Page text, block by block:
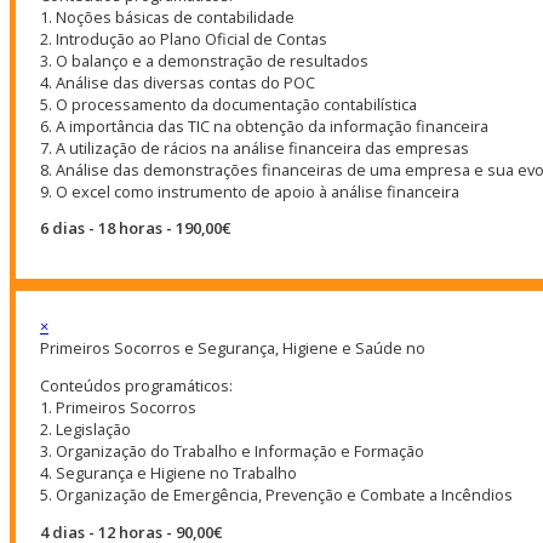
1. Noções básicas de contabilidade
2. Introdução ao Plano Oficial de Contas
3. O balanço e a demonstração de resultados
4. Análise das diversas contas do POC
5. O processamento da documentação contabilística
6. A importância das TIC na obtenção da informação financeira
7. A utilização de rácios na análise financeira das empresas
8. Análise das demonstrações financeiras de uma empresa e sua
9. O excel como instrumento de apoio à análise financeira
6 dias - 18 horas - 190,00€
×
Primeiros Socorros e Segurança, Higiene e Saúde no
Conteúdos programáticos:
1. Primeiros Socorros
2. Legislação
3. Organização do Trabalho e Informação e Formação
4. Segurança e Higiene no Trabalho
5. Organização de Emergência, Prevenção e Combate a Incêndios
4 dias - 12 horas - 90,00€